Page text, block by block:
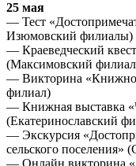
25 мая
— Тест
Изюмовский филиалы)
— Краеведческий
(Максимовский
— Викторина
филиал)
— Книжная выставка
(Екатеринославский
— Экскурсия
сельского поселения»
— Онлайн викторина